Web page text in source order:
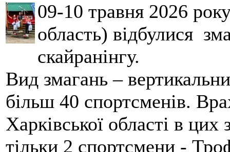
09-10 травня 2026
область) відбулися
скайранінгу.
Вид змагань –
більш 40 спортсменів.
Харківської області в
тільки 2 спортсмени -